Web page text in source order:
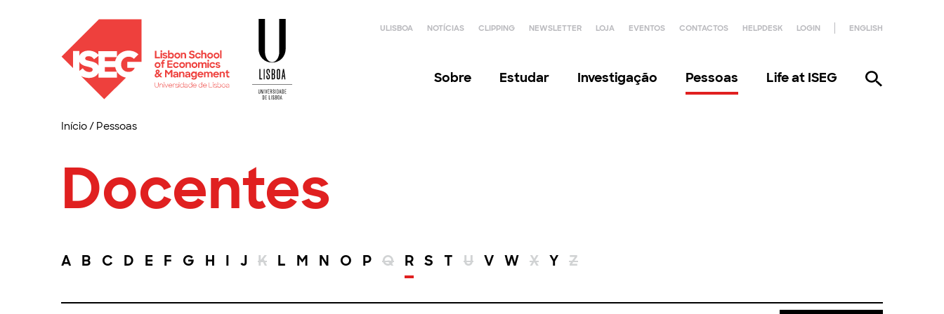
ULISBOA NOTÍCIAS CLIPPING NEWSLETTER LOJA EVENTOS CONTACTOS HELPDESK LOGIN ENGLISH
Sobre Estudar Investigação Pessoas Life at ISEG
Início/ Pessoas
Docentes
A B C D E F G H I J K L M N O P Q R S T U V W X Y Z